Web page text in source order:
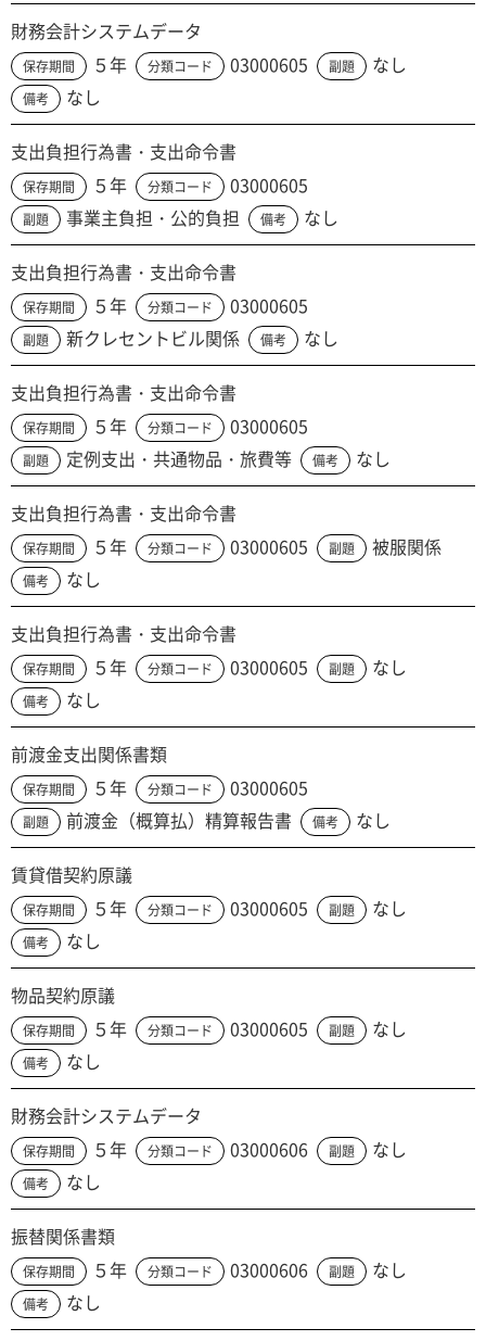
財務会計システムデータ
保存期間 ５年 分類コード 03000605 副題 なし
備考 なし
支出負担行為書・支出命令書
保存期間 ５年 分類コード 03000605
副題 事業主負担・公的負担 備考 なし
支出負担行為書・支出命令書
保存期間 ５年 分類コード 03000605
副題 新クレセントビル関係 備考 なし
支出負担行為書・支出命令書
保存期間 ５年 分類コード 03000605
副題 定例支出・共通物品・旅費等 備考 なし
支出負担行為書・支出命令書
保存期間 ５年 分類コード 03000605 副題 被服関係
備考 なし
支出負担行為書・支出命令書
保存期間 ５年 分類コード 03000605 副題 なし
備考 なし
前渡金支出関係書類
保存期間 ５年 分類コード 03000605
副題 前渡金（概算払）精算報告書 備考 なし
賃貸借契約原議
保存期間 ５年 分類コード 03000605 副題 なし
備考 なし
物品契約原議
保存期間 ５年 分類コード 03000605 副題 なし
備考 なし
財務会計システムデータ
保存期間 ５年 分類コード 03000606 副題 なし
備考 なし
振替関係書類
保存期間 ５年 分類コード 03000606 副題 なし
備考 なし